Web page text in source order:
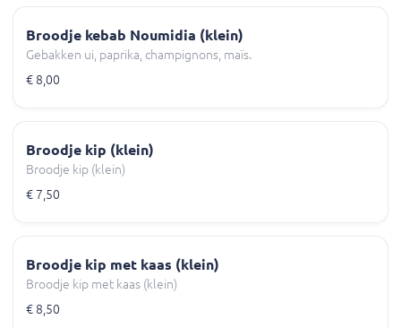
Broodje kebab Noumidia (klein)
Gebakken ui, paprika, champignons, maïs.
€ 8,00
Broodje kip (klein)
Broodje kip (klein)
€ 7,50
Broodje kip met kaas (klein)
Broodje kip met kaas (klein)
€ 8,50